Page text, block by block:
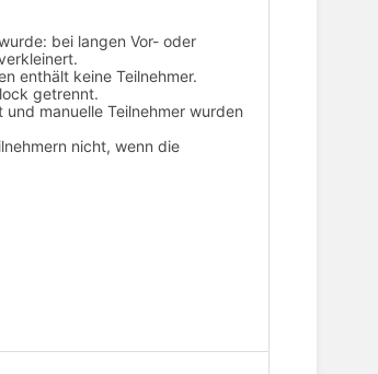
bei langen Vor- oder
enthält keine Teilnehmer.
getrennt.
manuelle Teilnehmer wurden
nicht, wenn die